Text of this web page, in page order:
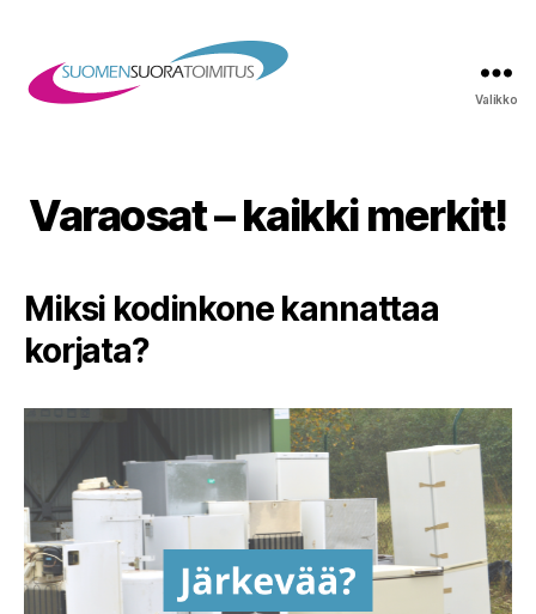
Valikko
Varaosat – kaikki merkit!
Miksi kodinkone kannattaa
korjata?